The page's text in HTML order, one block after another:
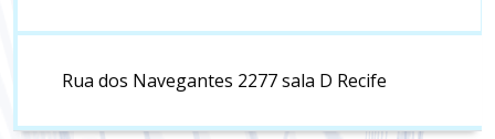
Rua dos Navegantes 2277 sala D Recife